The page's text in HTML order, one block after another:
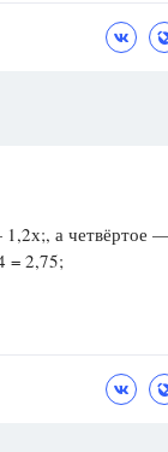
Красота,
а четвёртое
= 2,75;